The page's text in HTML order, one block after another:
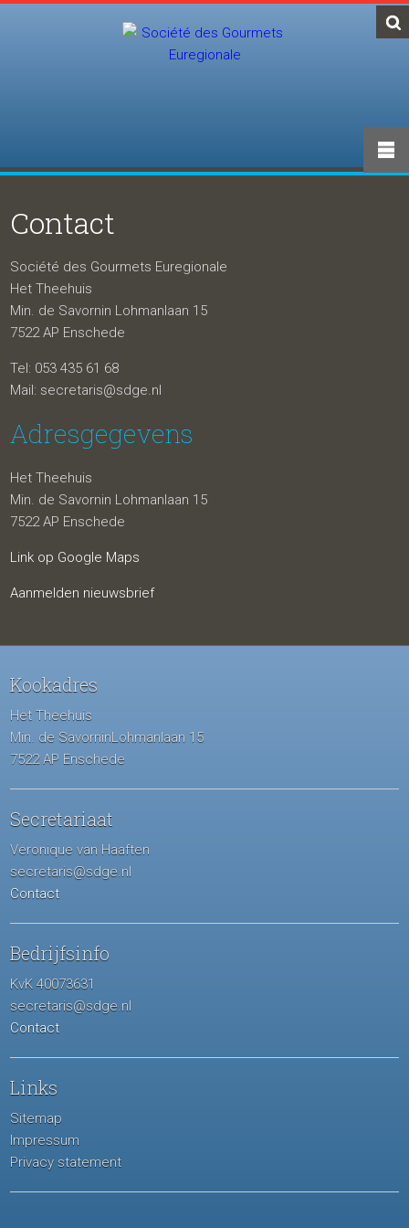
Contact
Société des Gourmets Euregionale
Het Theehuis
Min. de Savornin Lohmanlaan 15
7522 AP Enschede
Tel: 053 435 61 68
Mail: secretaris@sdge.nl
Adresgegevens
Het Theehuis
Min. de Savornin Lohmanlaan 15
7522 AP Enschede
Link op Google Maps
Aanmelden nieuwsbrief
Kookadres
Het Theehuis
Min. de SavorninLohmanlaan 15
7522 AP Enschede
Secretariaat
Veronique van Haaften
secretaris@sdge.nl
Contact
Bedrijfsinfo
KvK 40073631
secretaris@sdge.nl
Contact
Links
Sitemap
Impressum
Privacy statement